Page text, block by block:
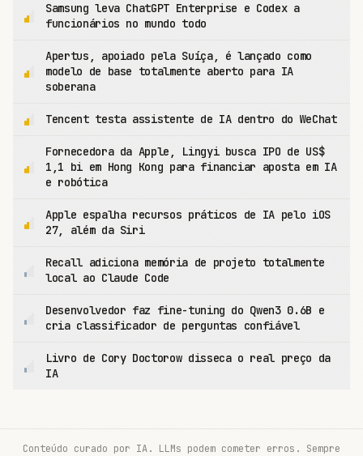
Samsung leva ChatGPT Enterprise e Codex a
funcionários no mundo todo
Apertus, apoiado pela Suíça, é lançado como
modelo de base totalmente aberto para IA
soberana
Tencent testa assistente de IA dentro do WeChat
Fornecedora da Apple, Lingyi busca IPO de US$
1,1 bi em Hong Kong para financiar aposta em IA
e robótica
Apple espalha recursos práticos de IA pelo iOS
27, além da Siri
Recall adiciona memória de projeto totalmente
local ao Claude Code
Desenvolvedor faz fine-tuning do Qwen3 0.6B e
cria classificador de perguntas confiável
Livro de Cory Doctorow disseca o real preço da
IA
Conteúdo curado por IA. LLMs podem cometer erros. Sempre